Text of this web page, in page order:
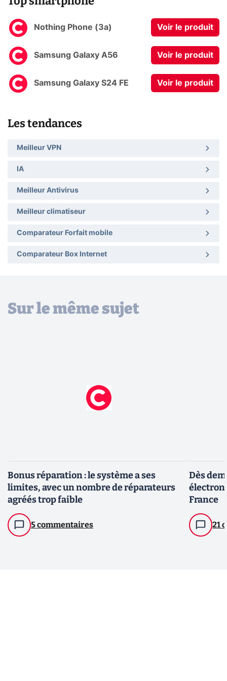
Nothing Phone (3a) Voir le produit
Samsung Galaxy A56 Voir le produit
Samsung Galaxy S24 FE Voir le produit
Les tendances
Meilleur VPN
IA
Meilleur Antivirus
Meilleur climatiseur
Comparateur Forfait mobile
Comparateur Box Internet
Sur le même sujet
Bonus réparation : le système a ses
limites, avec un nombre de réparateurs
agréés trop faible
5 commentaires
Dès
France
21